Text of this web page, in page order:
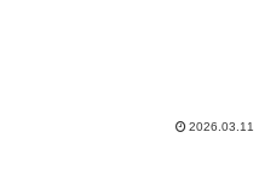
2026.03.11